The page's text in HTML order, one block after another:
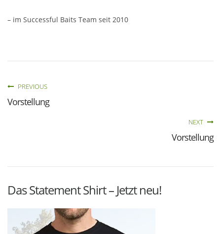
– im Successful Baits Team seit 2010
PREVIOUS
Vorstellung
NEXT
Vorstellung
Das Statement Shirt – Jetzt neu!